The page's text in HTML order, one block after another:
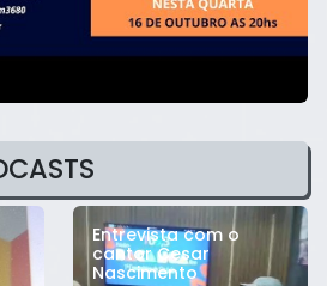
Entrevista com o
cantor Cesar
Nascimento